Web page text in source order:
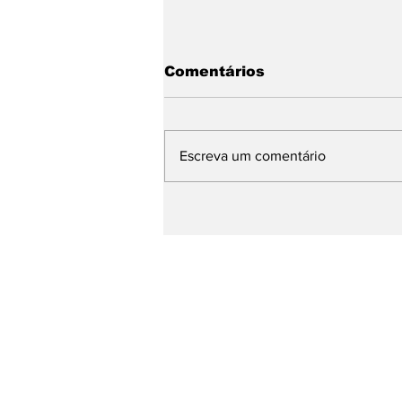
Comentários
Escreva um comentário